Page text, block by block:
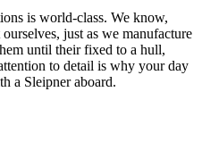
is world-class. We know,
just as we manufacture
until their fixed to a hull,
to detail is why your day
a Sleipner aboard.